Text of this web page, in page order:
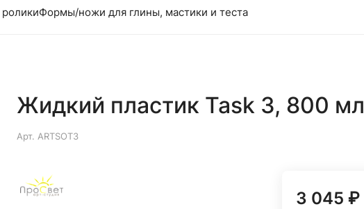
Формы/ножи для глины, мастики и теста
Жидкий пластик Task 3, 800 мл
Арт. ARTSOT3
3 045 ₽